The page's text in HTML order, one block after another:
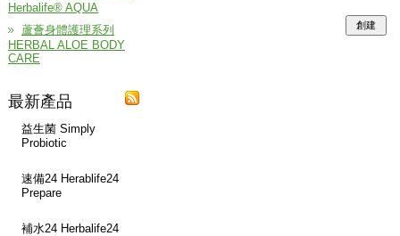
Herbalife® AQUA
蘆薈身體護理系列
HERBAL ALOE BODY
CARE
最新產品
益生菌 Simply
Probiotic
速備24 Herablife24
Prepare
補水24 Herbalife24